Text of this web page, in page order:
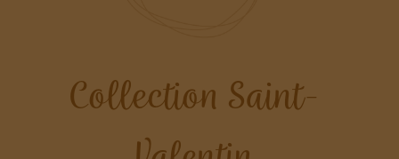
Collection Saint-